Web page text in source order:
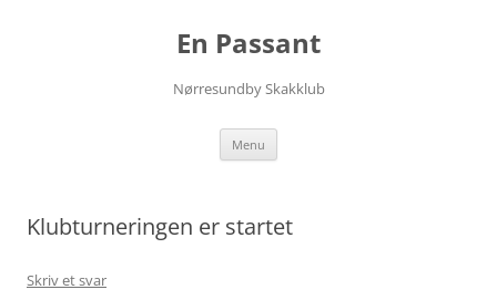
En Passant
Nørresundby Skakklub
Menu
Klubturneringen er startet
Skriv et svar